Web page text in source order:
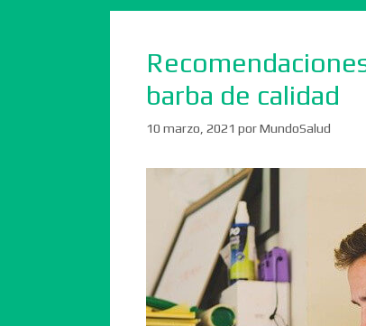
barba de calidad
10 marzo, 2021 porMundoSalud